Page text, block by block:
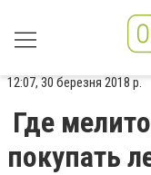
12:07, 30 березня 2018 р.
Где
покупать